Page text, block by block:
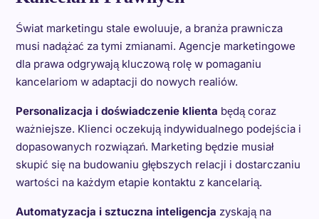
Świat marketingu stale ewoluuje, a branża prawnicza
musi nadążać za tymi zmianami. Agencje marketingowe
dla prawa odgrywają kluczową rolę w pomaganiu
kancelariom w adaptacji do nowych realiów.
Personalizacja i doświadczenie klienta będą coraz
ważniejsze. Klienci oczekują indywidualnego podejścia i
dopasowanych rozwiązań. Marketing będzie musiał
skupić się na budowaniu głębszych relacji i dostarczaniu
wartości na każdym etapie kontaktu z kancelarią.
Automatyzacja i sztuczna inteligencja zyskają na